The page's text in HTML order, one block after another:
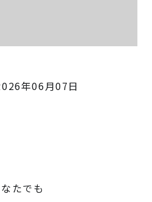
年06月07日
たでも